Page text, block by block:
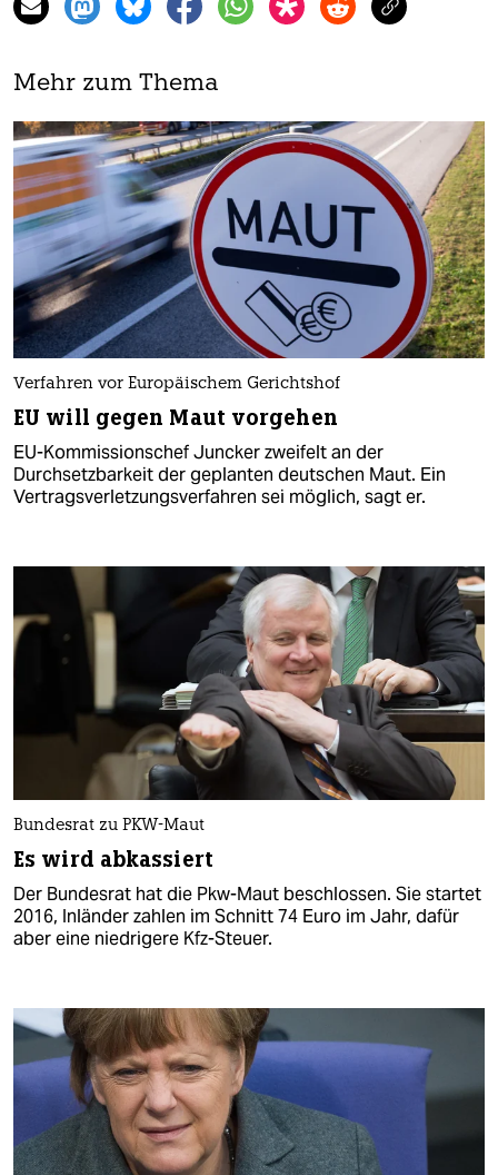
Mehr zum Thema
Verfahren vor Europäischem Gerichtshof
EU will gegen Maut vorgehen
EU-Kommissionschef Juncker zweifelt an der
Durchsetzbarkeit der geplanten deutschen Maut. Ein
Vertragsverletzungsverfahren sei möglich, sagt er.
Bundesrat zu PKW-Maut
Es wird abkassiert
Der Bundesrat hat die Pkw-Maut beschlossen. Sie startet
2016, Inländer zahlen im Schnitt 74 Euro im Jahr, dafür
aber eine niedrigere Kfz-Steuer.